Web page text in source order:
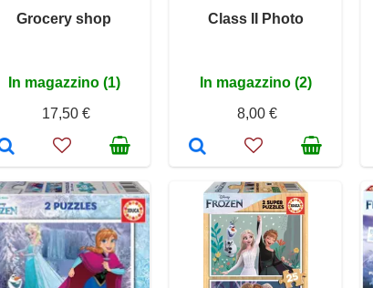
Grocery shop
In magazzino (1)
17,50 €
Class II Photo
In magazzino (2)
8,00 €